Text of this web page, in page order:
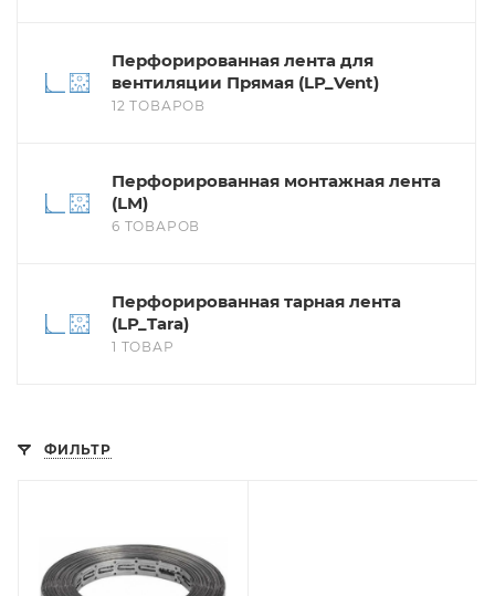
Перфорированная лента для
вентиляции Прямая (LP_Vent)
12 ТОВАРОВ
Перфорированная монтажная лента
(LM)
6 ТОВАРОВ
Перфорированная тарная лента
(LP_Tara)
1 ТОВАР
ФИЛЬТР